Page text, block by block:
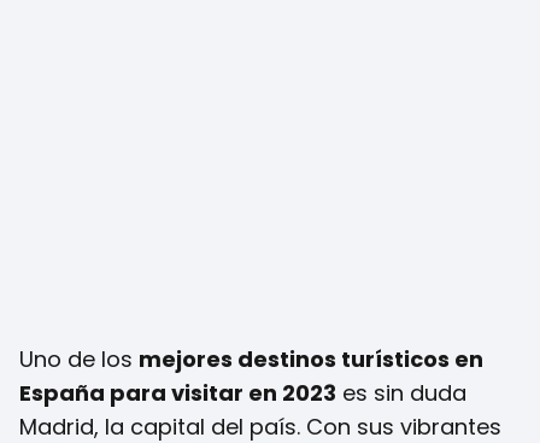
Uno de los mejores destinos turísticos en
España para visitar en 2023 es sin duda
Madrid, la capital del país. Con sus vibrantes